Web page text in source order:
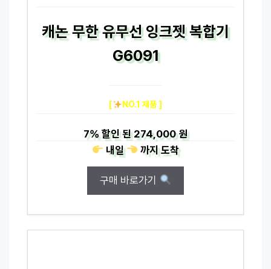
캐논 무한 유무선 잉크젯 복합기
G6091
[ NO.1 제품 ]
7%할인 된274,000 원
내일
까지도착
구매 바로가기